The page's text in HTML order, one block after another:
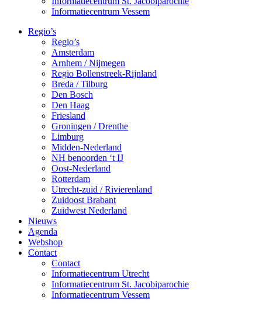
Informatiecentrum Vessem
Regio’s
Regio’s
Amsterdam
Arnhem / Nijmegen
Regio Bollenstreek-Rijnland
Breda / Tilburg
Den Bosch
Den Haag
Friesland
Groningen / Drenthe
Limburg
Midden-Nederland
NH benoorden ‘t IJ
Oost-Nederland
Rotterdam
Utrecht-zuid / Rivierenland
Zuidoost Brabant
Zuidwest Nederland
Nieuws
Agenda
Webshop
Contact
Contact
Informatiecentrum Utrecht
Informatiecentrum St. Jacobiparochie
Informatiecentrum Vessem